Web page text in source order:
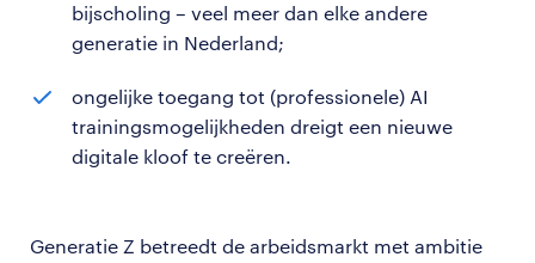
bijscholing – veel meer dan elke andere
generatie in Nederland;
ongelijke toegang tot (professionele) AI
trainingsmogelijkheden dreigt een nieuwe
digitale kloof te creëren.
Generatie Z betreedt de arbeidsmarkt met ambitie